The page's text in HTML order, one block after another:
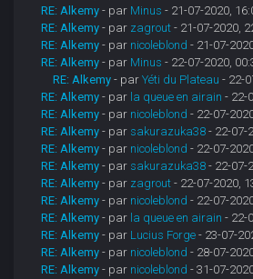
RE: Alkemy - par Minus - 21-07-2020,
RE: Alkemy - par zagrout - 21-07-2020,
RE: Alkemy - par nicoleblond - 21-07-
RE: Alkemy - par Minus - 22-07-2020,
RE: Alkemy - parYéti du Plateau - 22-
RE: Alkemy - par la queue en airain - 22-
RE: Alkemy - par nicoleblond - 22-07-
RE: Alkemy - par sakurazuka38 - 22-07-
RE: Alkemy - par nicoleblond - 22-07-
RE: Alkemy - par sakurazuka38 - 22-07-
RE: Alkemy - par zagrout - 22-07-2020,
RE: Alkemy - par nicoleblond - 22-07-
RE: Alkemy - par la queue en airain - 22-
RE: Alkemy - par Lucius Forge - 23-07-
RE: Alkemy - par nicoleblond - 28-07-
RE: Alkemy - par nicoleblond - 31-07-